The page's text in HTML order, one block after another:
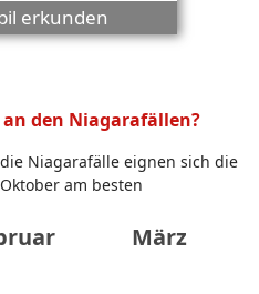
erkunden
den Niagarafällen?
Niagarafälle eignen sich die
am besten
März